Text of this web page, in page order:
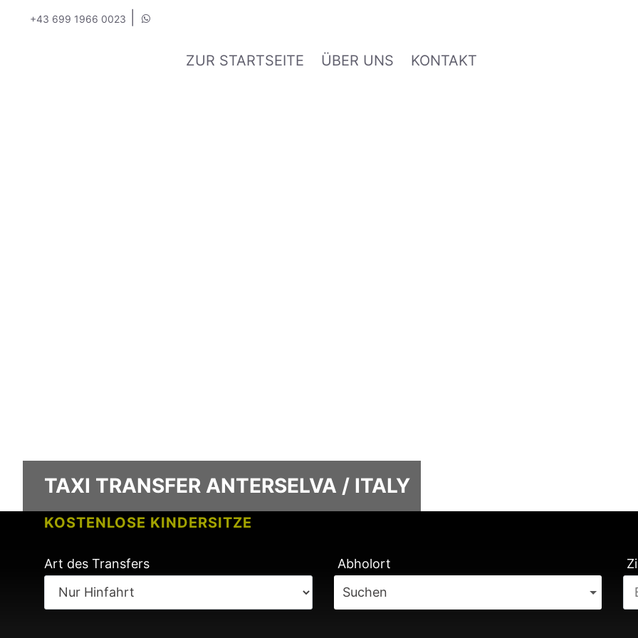
+43 699 1966 0023
ZUR STARTSEITE ÜBER UNS KONTAKT
KOSTENLOSE KINDERSITZE
KEINE GEBÜHREN BEI FLUGVERSPÄTUNG
TAXI TRANSFER ANTERSELVA / ITALY
Art des Transfers
Abholort
Suchen